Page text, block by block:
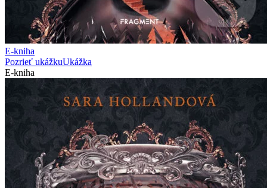
E-kniha
Pozrieť ukážkuUkážka
E-kniha